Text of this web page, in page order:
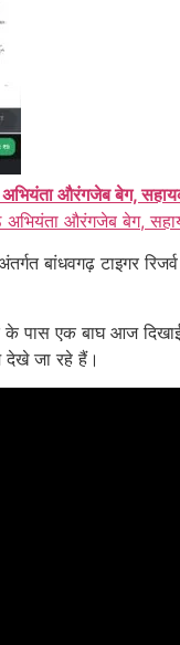
औरंगजेब बेग,
औरंगजेब बेग,
बांधवगढ़ टाइगर
पास एक बाघ आज दिखाई
देखे जा रहे हैं।